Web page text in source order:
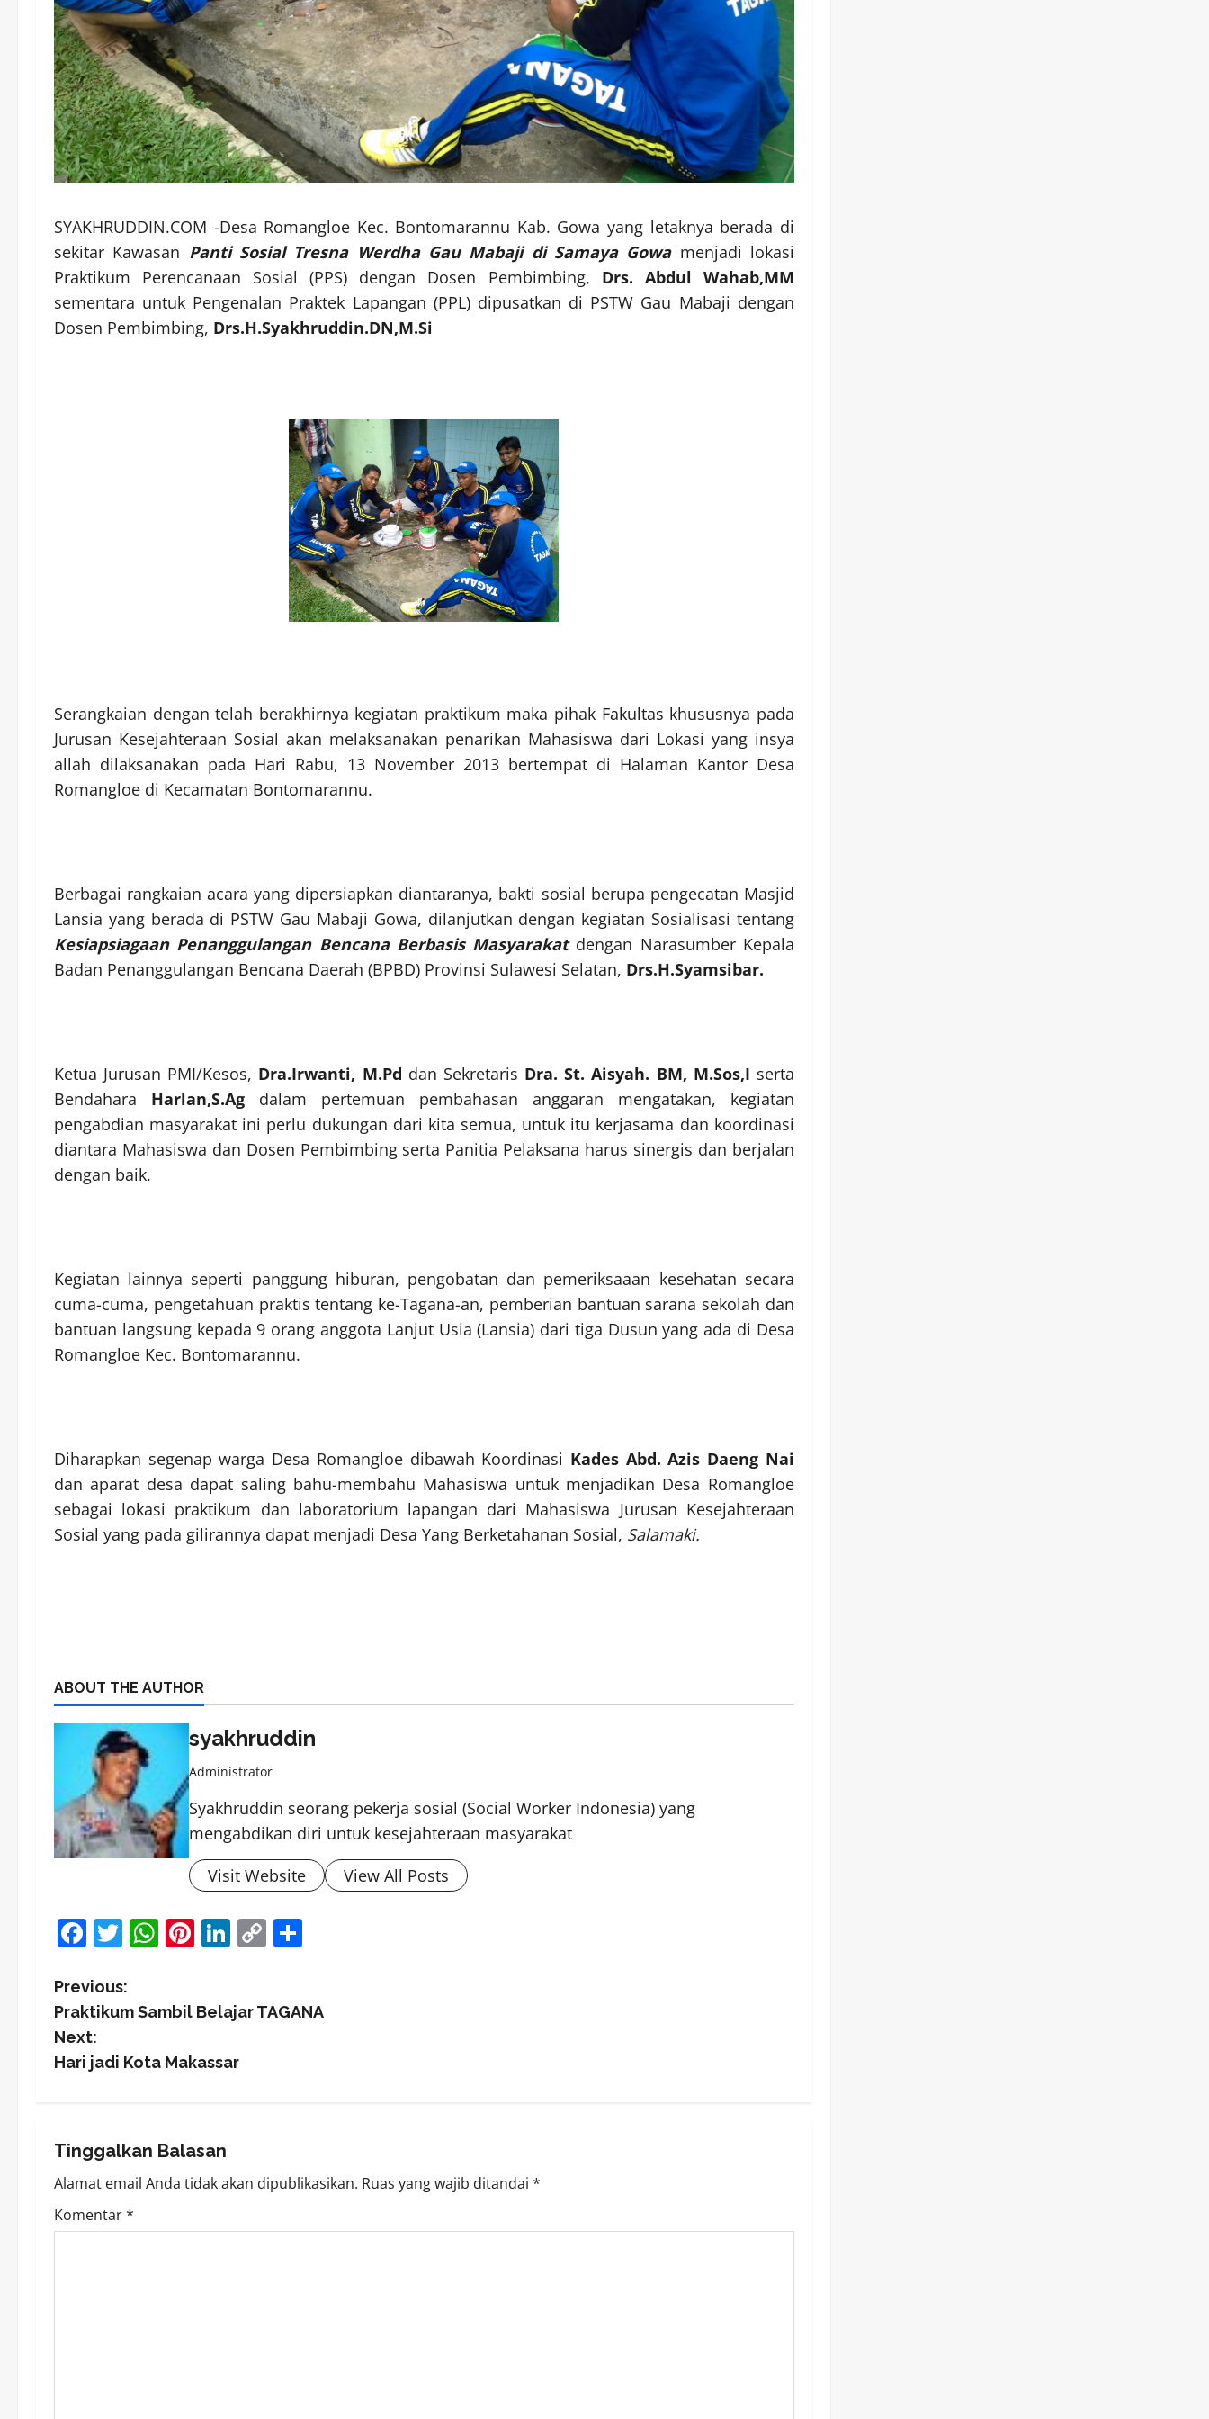
SYAKHRUDDIN.COM -Desa Romangloe Kec. Bontomarannu Kab. Gowa yang letaknya berada di
sekitar Kawasan Panti Sosial Tresna Werdha Gau Mabaji di Samaya Gowamenjadi lokasi
Praktikum Perencanaan Sosial (PPS) dengan Dosen Pembimbing, Drs. Abdul Wahab,MM
sementara untuk Pengenalan Praktek Lapangan (PPL) dipusatkan di PSTW Gau Mabaji dengan
Dosen Pembimbing, Drs.H.Syakhruddin.DN,M.Si
Serangkaian dengan telah berakhirnya kegiatan praktikum maka pihak Fakultas khususnya pada
Jurusan Kesejahteraan Sosial akan melaksanakan penarikan Mahasiswa dari Lokasi yang insya
allah dilaksanakan pada Hari Rabu, 13 November 2013 bertempat di Halaman Kantor Desa
Romangloe di Kecamatan Bontomarannu.
Berbagai rangkaian acara yang dipersiapkan diantaranya, bakti sosial berupa pengecatan Masjid
Lansia yang berada di PSTW Gau Mabaji Gowa, dilanjutkan dengan kegiatan Sosialisasi tentang
Kesiapsiagaan Penanggulangan Bencana Berbasis Masyarakatdengan Narasumber Kepala
Badan Penanggulangan Bencana Daerah (BPBD) Provinsi Sulawesi Selatan, Drs.H.Syamsibar.
Ketua Jurusan PMI/Kesos, Dra.Irwanti, M.Pd dan Sekretaris Dra. St. Aisyah. BM, M.Sos,I serta
Bendahara Harlan,S.Agdalam pertemuan pembahasan anggaran mengatakan, kegiatan
pengabdian masyarakat ini perlu dukungan dari kita semua, untuk itu kerjasama dan koordinasi
diantara Mahasiswa dan Dosen Pembimbing serta Panitia Pelaksana harus sinergis dan berjalan
dengan baik.
Kegiatan lainnya seperti panggung hiburan, pengobatan dan pemeriksaaan kesehatan secara
cuma-cuma, pengetahuan praktis tentang ke-Tagana-an, pemberian bantuan sarana sekolah dan
bantuan langsung kepada 9 orang anggota Lanjut Usia (Lansia) dari tiga Dusun yang ada di Desa
Romangloe Kec. Bontomarannu.
Diharapkan segenap warga Desa Romangloe dibawah Koordinasi Kades Abd. Azis Daeng Nai
dan aparat desa dapat saling bahu-membahu Mahasiswa untuk menjadikan Desa Romangloe
sebagai lokasi praktikum dan laboratorium lapangan dari Mahasiswa Jurusan Kesejahteraan
Sosial yang pada gilirannya dapat menjadi Desa Yang Berketahanan Sosial, Salamaki.
ABOUT THE AUTHOR
syakhruddin
Administrator
Syakhruddin seorang pekerja sosial (Social Worker Indonesia) yang
mengabdikan diri untuk kesejahteraan masyarakat
Visit Website
View All Posts
Facebook
Twitter
WhatsApp
Pinterest
LinkedIn
Copy
P
o
s
n
a
v
Previous:
Praktikum Sambil Belajar TAGANA
Next:
Hari jadi Kota Makassar
Tinggalkan Balasan
Alamat email Anda tidak akan dipublikasikan. Ruas yang wajib ditandai *
Komentar*